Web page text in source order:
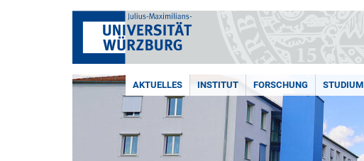
AKTUELLES INSTITUT FORSCHUNG STUDIUM